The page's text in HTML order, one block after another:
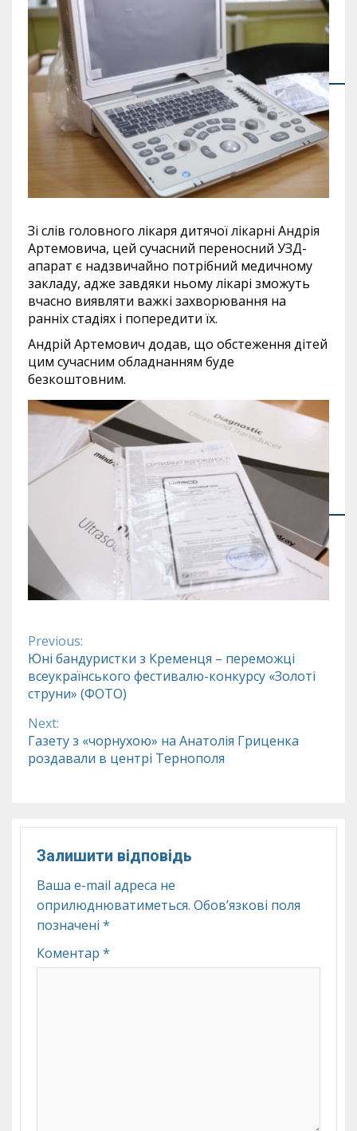
Зі слів головного лікаря дитячої лікарні Андрія
Артемовича, цей сучасний переносний УЗД-
апарат є надзвичайно потрібний медичному
закладу, адже завдяки ньому лікарі зможуть
вчасно виявляти важкі захворювання на
ранніх стадіях і попередити їх.
Андрій Артемович додав, що обстеження дітей
цим сучасним обладнанням буде
безкоштовним.
Continue
Reading
Previous:
Юні бандуристки з Кременця – переможці
всеукраїнського фестивалю-конкурсу «Золоті
струни» (ФОТО)
Next:
Газету з «чорнухою» на Анатолія Гриценка
роздавали в центрі Тернополя
Залишити відповідь
Ваша e-mail адреса не
оприлюднюватиметься. Обов’язкові поля
позначені *
Коментар *